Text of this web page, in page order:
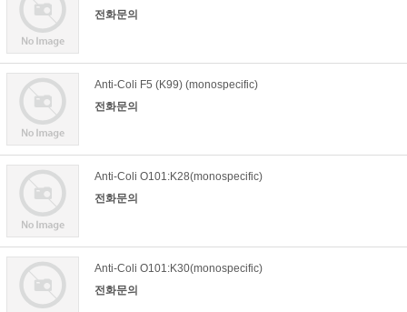
전화문의
Anti-Coli F5 (K99) (monospecific)
전화문의
Anti-Coli O101:K28(monospecific)
전화문의
Anti-Coli O101:K30(monospecific)
전화문의